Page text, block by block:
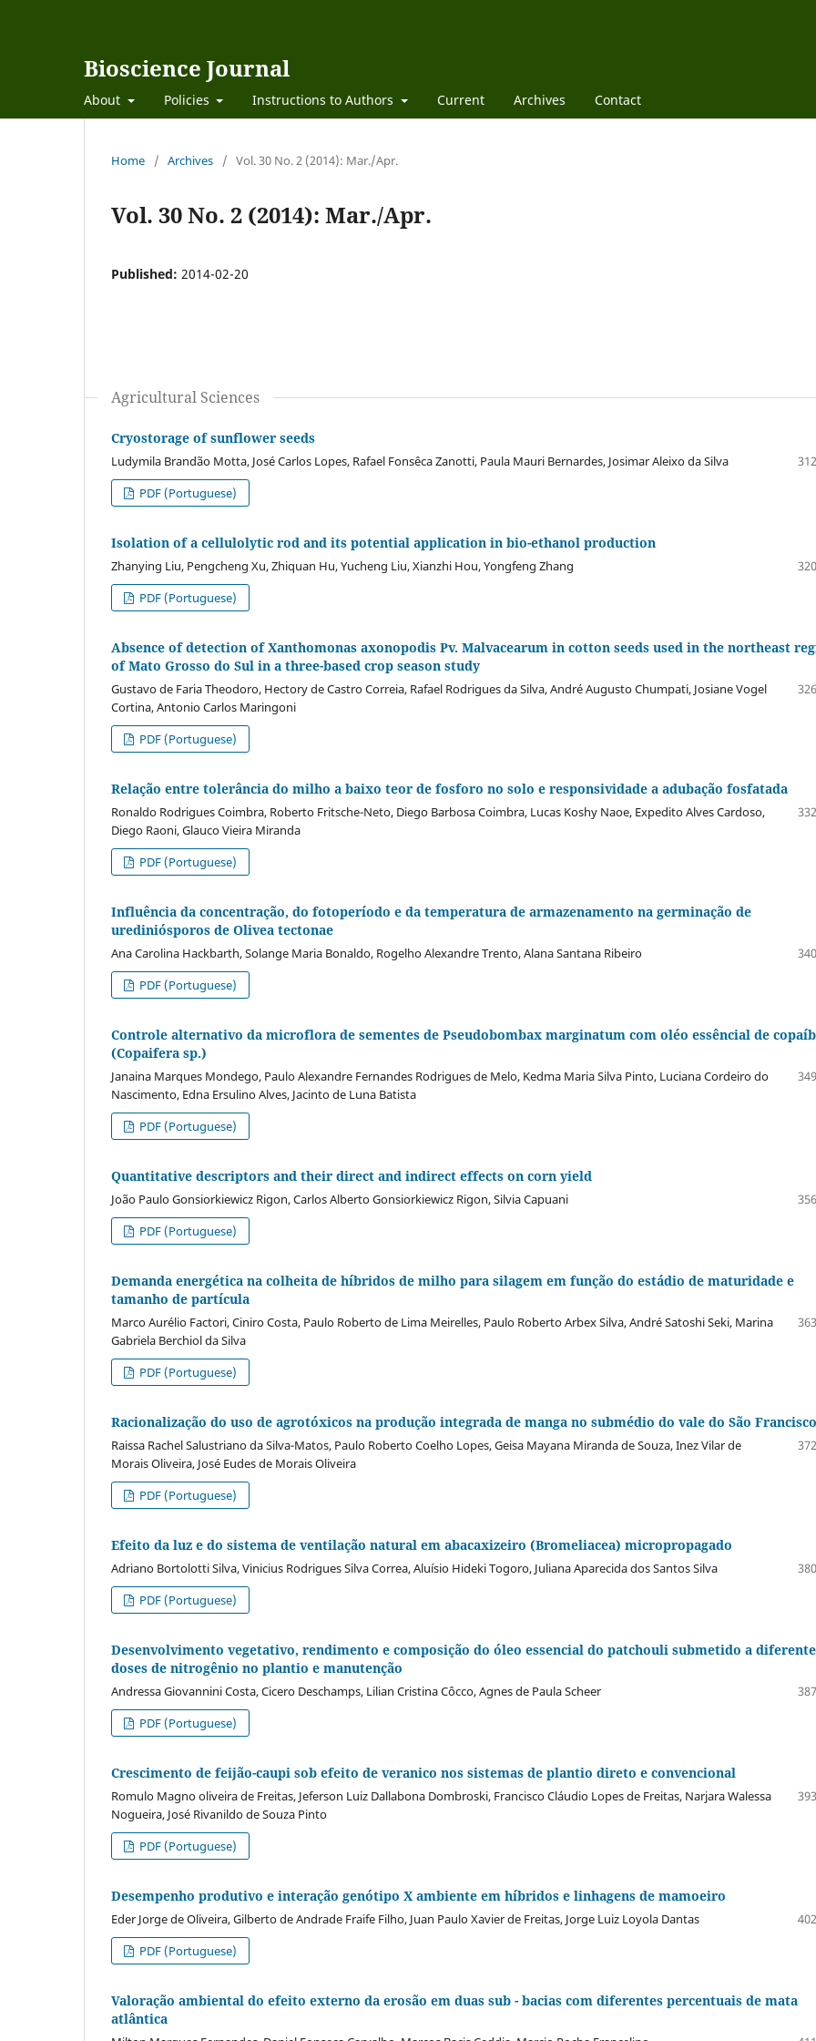
Bioscience Journal
About Policies Instructions to Authors Current Archives Contact
Home / Archives / Vol. 30 No. 2 (2014): Mar./Apr.
Vol. 30 No. 2 (2014): Mar./Apr.
Published: 2014-02-20
Agricultural Sciences
Cryostorage of sunflower seeds
Ludymila Brandão Motta, José Carlos Lopes, Rafael Fonsêca Zanotti, Paula Mauri Bernardes, Josimar Aleixo da Silva
PDF (Portuguese)
Isolation of a cellulolytic rod and its potential application in bio-ethanol production
Zhanying Liu, Pengcheng Xu, Zhiquan Hu, Yucheng Liu, Xianzhi Hou, Yongfeng Zhang
PDF (Portuguese)
Absence of detection of Xanthomonas axonopodis Pv. Malvacearum in cotton seeds used in the northeast
of Mato Grosso do Sul in a three-based crop season study
Gustavo de Faria Theodoro, Hectory de Castro Correia, Rafael Rodrigues da Silva, André Augusto Chumpati, Josiane Vogel
Cortina, Antonio Carlos Maringoni
PDF (Portuguese)
Relação entre tolerância do milho a baixo teor de fosforo no solo e responsividade a adubação fosfatada
Ronaldo Rodrigues Coimbra, Roberto Fritsche-Neto, Diego Barbosa Coimbra, Lucas Koshy Naoe, Expedito Alves Cardoso,
Diego Raoni, Glauco Vieira Miranda
PDF (Portuguese)
Influência da concentração, do fotoperíodo e da temperatura de armazenamento na germinação de
urediniósporos de Olivea tectonae
Ana Carolina Hackbarth, Solange Maria Bonaldo, Rogelho Alexandre Trento, Alana Santana Ribeiro
PDF (Portuguese)
Controle alternativo da microflora de sementes de Pseudobombax marginatum com oléo essêncial de
(Copaifera sp.)
Janaina Marques Mondego, Paulo Alexandre Fernandes Rodrigues de Melo, Kedma Maria Silva Pinto, Luciana Cordeiro do
Nascimento, Edna Ersulino Alves, Jacinto de Luna Batista
PDF (Portuguese)
Quantitative descriptors and their direct and indirect effects on corn yield
João Paulo Gonsiorkiewicz Rigon, Carlos Alberto Gonsiorkiewicz Rigon, Silvia Capuani
PDF (Portuguese)
Demanda energética na colheita de híbridos de milho para silagem em função do estádio de maturidade e
tamanho de partícula
Marco Aurélio Factori, Ciniro Costa, Paulo Roberto de Lima Meirelles, Paulo Roberto Arbex Silva, André Satoshi Seki, Marina
Gabriela Berchiol da Silva
PDF (Portuguese)
Racionalização do uso de agrotóxicos na produção integrada de manga no submédio do vale do São Francisco
Raissa Rachel Salustriano da Silva-Matos, Paulo Roberto Coelho Lopes, Geisa Mayana Miranda de Souza, Inez Vilar de
Morais Oliveira, José Eudes de Morais Oliveira
PDF (Portuguese)
Efeito da luz e do sistema de ventilação natural em abacaxizeiro (Bromeliacea) micropropagado
Adriano Bortolotti Silva, Vinicius Rodrigues Silva Correa, Aluísio Hideki Togoro, Juliana Aparecida dos Santos Silva
PDF (Portuguese)
Desenvolvimento vegetativo, rendimento e composição do óleo essencial do patchouli submetido a
doses de nitrogênio no plantio e manutenção
Andressa Giovannini Costa, Cicero Deschamps, Lilian Cristina Côcco, Agnes de Paula Scheer
PDF (Portuguese)
Crescimento de feijão-caupi sob efeito de veranico nos sistemas de plantio direto e convencional
Romulo Magno oliveira de Freitas, Jeferson Luiz Dallabona Dombroski, Francisco Cláudio Lopes de Freitas, Narjara Walessa
Nogueira, José Rivanildo de Souza Pinto
PDF (Portuguese)
Desempenho produtivo e interação genótipo X ambiente em híbridos e linhagens de mamoeiro
Eder Jorge de Oliveira, Gilberto de Andrade Fraife Filho, Juan Paulo Xavier de Freitas, Jorge Luiz Loyola Dantas
PDF (Portuguese)
Valoração ambiental do efeito externo da erosão em duas sub - bacias com diferentes percentuais de mata
atlântica